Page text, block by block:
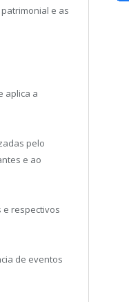
e as
aplica a
pelo
e ao
respectivos
de eventos